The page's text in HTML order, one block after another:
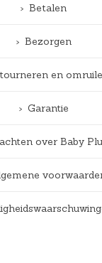
Betalen
Bezorgen
en
Garantie
over Baby